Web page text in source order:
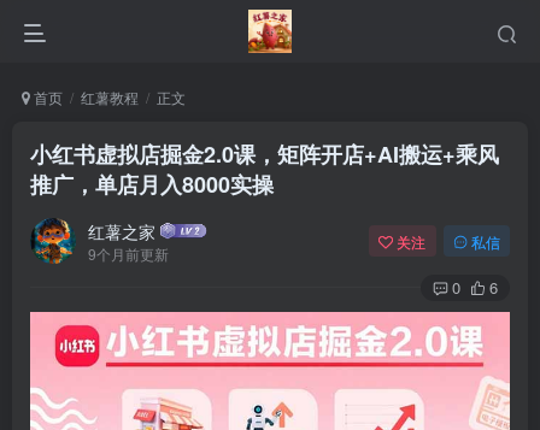
首页 红薯教程 正文
小红书虚拟店掘金2.0课，矩阵开店+AI搬运+乘风
推广，单店月入8000实操
红薯之家
9个月前更新
关注 私信
0 6